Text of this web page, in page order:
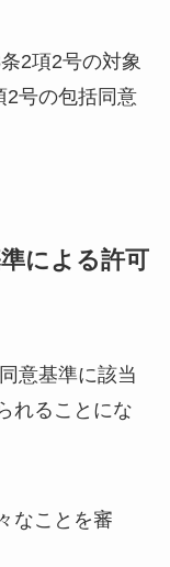
2項2号の対象
2号の包括同意
による許可
意基準に該当
れることにな
なことを審